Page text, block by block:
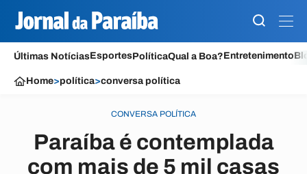
Últimas NotíciasEsportesPolíticaQual a Boa?Entretenimento
Home>política>conversa política
CONVERSA POLÍTICA
Paraíba é contemplada
com mais de 5 mil casas